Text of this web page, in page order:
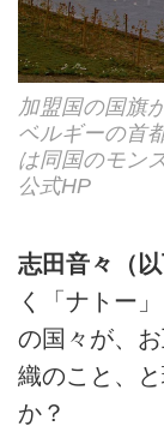
加盟国の国旗
ベルギーの首
は同国のモン
公式HP
志田音々（
く「ナトー
の国々が、
織のこと、
か？